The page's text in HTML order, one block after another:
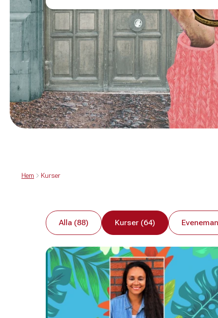
Hem Kurser
Alla (88) Kurser (64)